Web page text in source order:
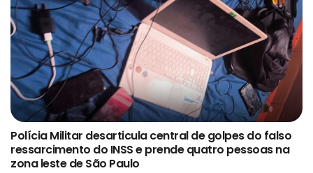
Polícia Militar desarticula central de golpes do falso
ressarcimento do INSS e prende quatro pessoas na
zona leste de São Paulo